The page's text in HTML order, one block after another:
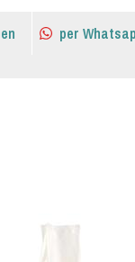
per